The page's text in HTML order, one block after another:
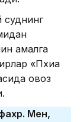
суднинг
амалга
«Пхиа
овоз
Мен,